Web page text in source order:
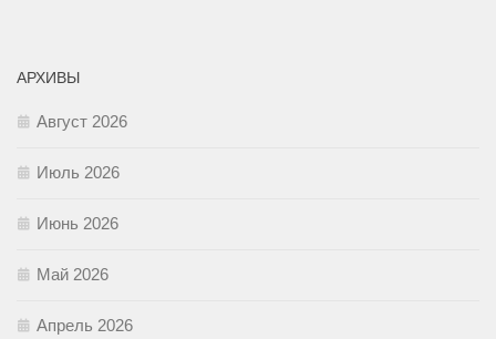
АРХИВЫ
Август 2026
Июль 2026
Июнь 2026
Май 2026
Апрель 2026